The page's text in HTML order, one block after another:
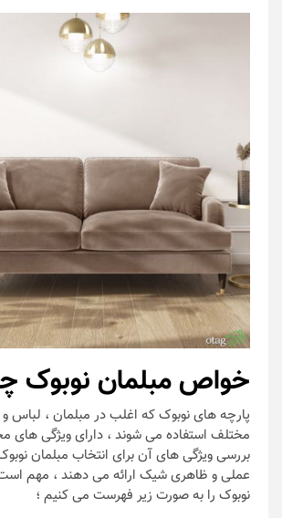
خواص مبلمان نوبوک
پارچه های نوبوک که اغلب در مبلمان ، لباس
مختلف استفاده می شوند ، دارای ویژگی های
بررسی ویژگی ‌های آن برای انتخاب مبلمان
عملی و ظاهری شیک ارائه می‌ دهند ، مهم
نوبوک را به صورت زیر فهرست می کنیم ؛